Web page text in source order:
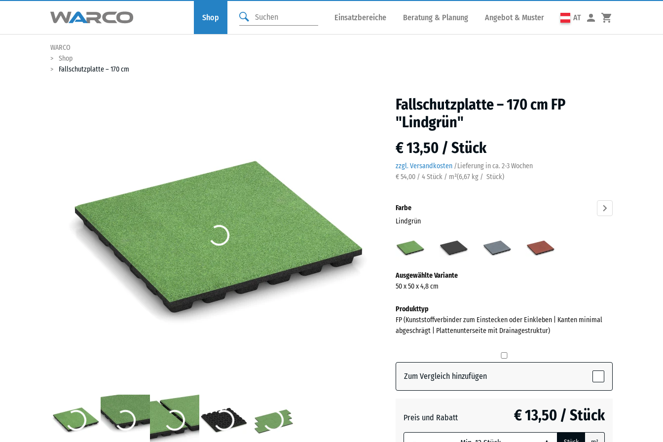
Shop Einsatzbereiche Beratung & Planung Angebot & Muster AT
WARCO
Shop
Fallschutzplatte – 170 cm
Fallschutzplatte – 170 cm FP
"Lindgrün"
€ 13,50 / Stück
zzgl. Versandkosten /Lieferung in ca. 2-3 Wochen
€ 54,00 / 4 Stück / m²(6,67 kg / Stück)
Farbe
Lindgrün
(active)
Graphitgrau
Informationen
zu
Farben?
Farbpalette
(active)
Ausgewählte Variante
50 x 50 x 4,8 cm
Produkttyp
FP (Kunststoffverbinder zum Einstecken oder Einkleben | Kanten minimal
abgeschrägt | Plattenunterseite mit Drainagestruktur)
Zum Vergleich hinzufügen
Preis und Rabatt € 13,50 / Stück